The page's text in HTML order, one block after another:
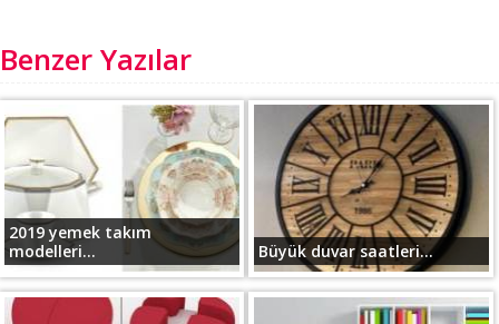
Benzer Yazılar
2019 yemek takım
modelleri...
Büyük duvar saatleri...